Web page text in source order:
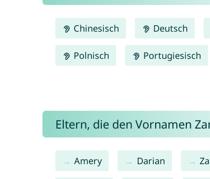
Chinesisch Deutsch
Polnisch Portugiesisch
Eltern, die den Vornamen
Amery Darian